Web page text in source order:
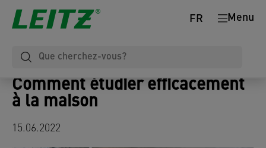
Menu
FR
Comment étudier efficacement
à la maison
15.06.2022